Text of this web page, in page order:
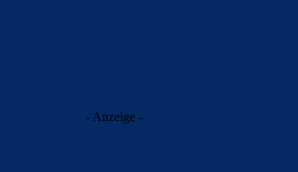
- Anzeige -